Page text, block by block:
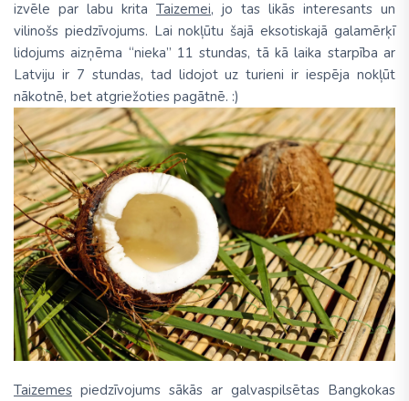
izvēle par labu krita Taizemei, jo tas likās interesants un
vilinošs piedzīvojums. Lai nokļūtu šajā eksotiskajā galamērķī
lidojums aizņēma “nieka” 11 stundas, tā kā laika starpība ar
Latviju ir 7 stundas, tad lidojot uz turieni ir iespēja nokļūt
nākotnē, bet atgriežoties pagātnē. :)
Taizemes piedzīvojums sākās ar galvaspilsētas Bangkokas